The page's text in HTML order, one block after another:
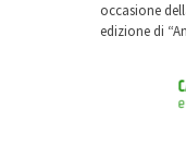
occasione
edizione di